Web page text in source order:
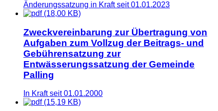
Änderungssatzung in Kraft seit 01.01.2023
(18,00 KB)
Zweckvereinbarung zur Übertragung von
Aufgaben zum Vollzug der Beitrags- und
Gebührensatzung zur
Entwässerungssatzung der Gemeinde
Palling
In Kraft seit 01.01.2000
(15,19 KB)